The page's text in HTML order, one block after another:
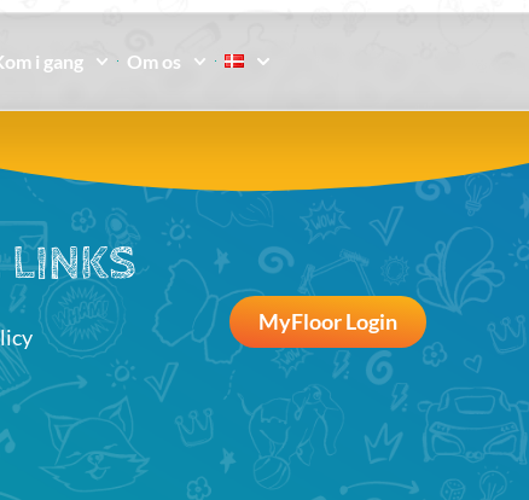
i gang Om os
LINKS
MyFloor Login